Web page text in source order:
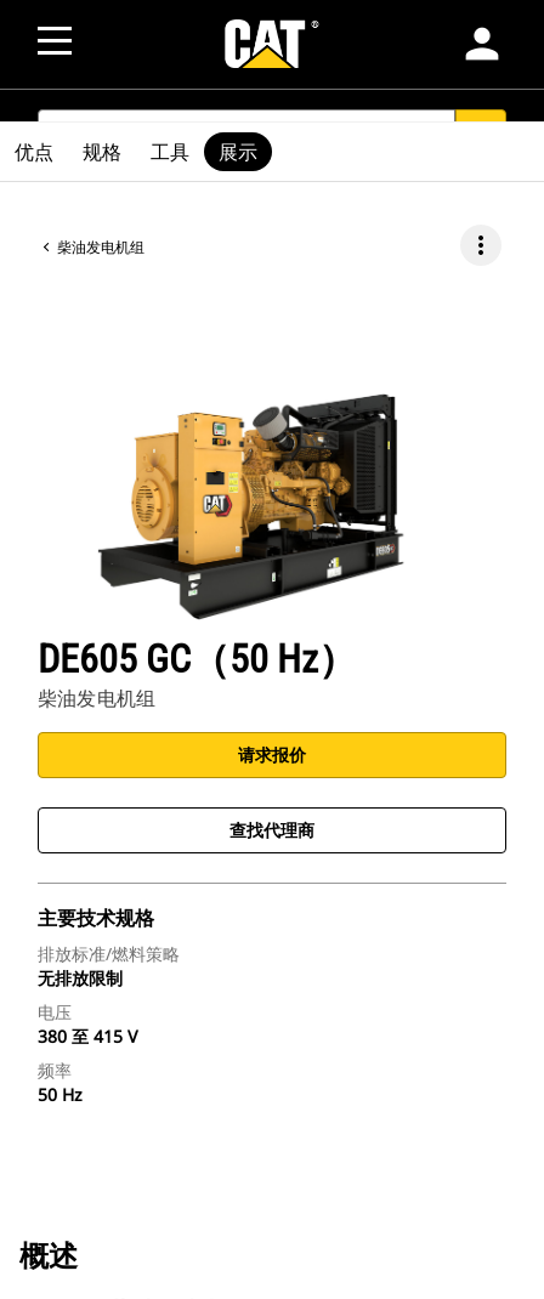
person
SEARCH
柴油发电机组 more_vert
DE605 GC（50 Hz）
柴油发电机组
请求报价
查找代理商
主要技术规格
排放标准/燃料策略
无排放限制
电压
380 至 415 V
频率
50 Hz
优点 规格 工具 展示
概述